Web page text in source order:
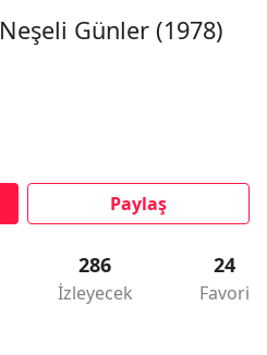
Neşeli Günler (1978)
Paylaş
286
İzleyecek
24
Favori